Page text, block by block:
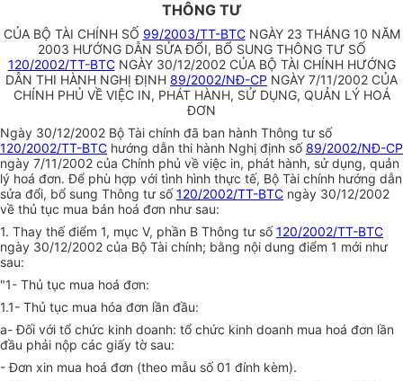
THÔNG TƯ
CỦA BỘ TÀI CHÍNH SỐ 99/2003/TT-BTCNGÀY 23 THÁNG 10 NĂM
2003 HƯỚNG DẪN SỬA ĐỔI, BỔ SUNG THÔNG TƯ SỐ
120/2002/TT-BTCNGÀY 30/12/2002 CỦA BỘ TÀI CHÍNH HƯỚNG
DẪN THI HÀNH NGHỊ ĐỊNH 89/2002/NĐ-CP NGÀY 7/11/2002 CỦA
CHÍNH PHỦ VỀ VIỆC IN, PHÁT HÀNH, SỬ DỤNG, QUẢN LÝ HOÁ
ĐƠN
Ngày 30/12/2002 Bộ Tài chính đã ban hành Thông tư số
120/2002/TT-BTC hướng dẫn thi hành Nghị định số89/2002/NĐ-CP
ngày 7/11/2002 của Chính phủ về việc in, phát hành, sử dụng, quản
lý hoá đơn. Để phù hợp với tình hình thực tế, Bộ Tài chính hướng dẫn
sửa đổi, bổ sung Thông tư số120/2002/TT-BTC ngày 30/12/2002
về thủ tục mua bán hoá đơn như sau:
1. Thay thế điểm 1, mục V, phần B Thông tư số120/2002/TT-BTC
ngày 30/12/2002 của Bộ Tài chính; bằng nội dung điểm 1 mới như
sau:
"1- Thủ tục mua hoá đơn:
1.1- Thủ tục mua hóa đơn lần đầu:
a- Đối với tổ chức kinh doanh: tổ chức kinh doanh mua hoá đơn lần
đầu phải nộp các giấy tờ sau:
- Đơn xin mua hoá đơn (theo mẫu số 01 đính kèm).